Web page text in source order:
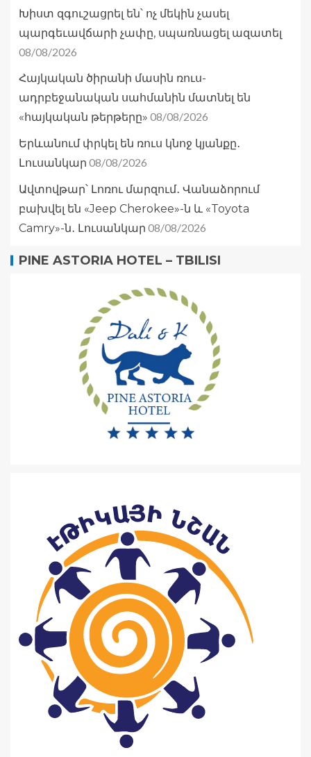
Խիստ զգուշացրել են՝ ոչ մեկին չասել
պարգեւավճարի չափը, սպառնացել ազատել
08/08/2026
Հայկական ծիրանի մասին ռուս-
ադրբեջանական սահմանին մատնել են
«հայկական թերթերը» 08/08/2026
Երևանում փրկել են ռուս կնոջ կյանքը․
Լուսանկար 08/08/2026
Ավտովթար՝ Լոռու մարզում․ Վանաձորում
բախվել են «Jeep Cherokee»-ն և «Toyota
Camry»-ն․ Լուսանկար 08/08/2026
PINE ASTORIA HOTEL – TBILISI